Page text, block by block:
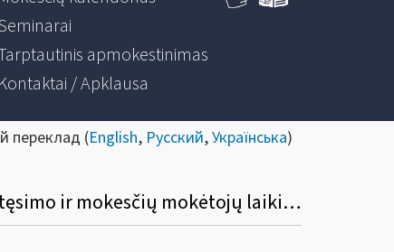
apmokestinimas
Kontaktai / Apklausa
переклад (English, Русский,Українська)
Informacinis pranešimas dėl Mokesčių deklaracijų pateikimo, jų pateikimo termino pratęsimo ir mokesčių mokėtojų laikino atleidimo nuo mokesčių deklaracijų ir (arba) kitų teisės aktuose nurodytų dokumentų pateikimo taisyklių pakeitimo